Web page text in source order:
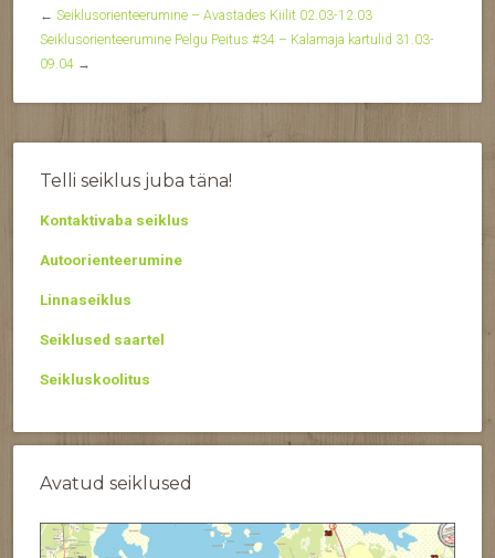
← Seiklusorienteerumine – Avastades Kiilit 02.03-12.03
Seiklusorienteerumine Pelgu Peitus #34 – Kalamaja kartulid 31.03-
09.04 →
Telli seiklus juba täna!
Kontaktivaba seiklus
Autoorienteerumine
Linnaseiklus
Seiklused saartel
Seikluskoolitus
Avatud seiklused